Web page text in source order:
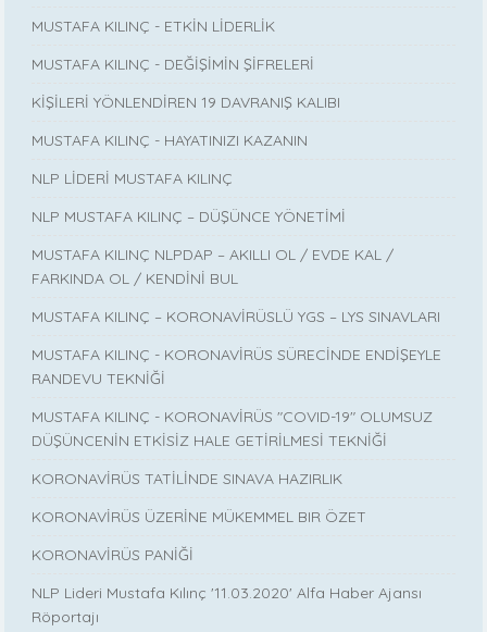
MUSTAFA KILINÇ - ETKİN LİDERLİK
MUSTAFA KILINÇ - DEĞİŞİMİN ŞİFRELERİ
KİŞİLERİ YÖNLENDİREN 19 DAVRANIŞ KALIBI
MUSTAFA KILINÇ - HAYATINIZI KAZANIN
NLP LİDERİ MUSTAFA KILINÇ
NLP MUSTAFA KILINÇ – DÜŞÜNCE YÖNETİMİ
MUSTAFA KILINÇ NLPDAP – AKILLI OL / EVDE KAL /
FARKINDA OL / KENDİNİ BUL
MUSTAFA KILINÇ – KORONAVİRÜSLÜ YGS – LYS SINAVLARI
MUSTAFA KILINÇ - KORONAVİRÜS SÜRECİNDE ENDİŞEYLE
RANDEVU TEKNİĞİ
MUSTAFA KILINÇ - KORONAVİRÜS "COVID-19" OLUMSUZ
DÜŞÜNCENİN ETKİSİZ HALE GETİRİLMESİ TEKNİĞİ
KORONAVİRÜS TATİLİNDE SINAVA HAZIRLIK
KORONAVİRÜS ÜZERİNE MÜKEMMEL BIR ÖZET
KORONAVİRÜS PANİĞİ
NLP Lideri Mustafa Kılınç '11.03.2020' Alfa Haber Ajansı
Röportajı